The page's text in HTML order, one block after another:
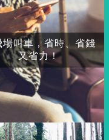
場叫車，省時、省錢
又省力！